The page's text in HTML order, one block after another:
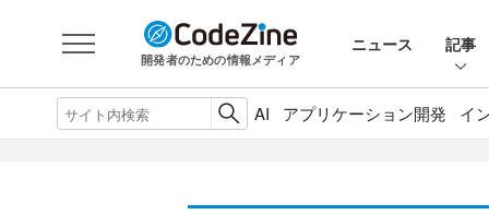
開発者のための情報メディア
ニュース 記事
AI アプリケーション開発 イ